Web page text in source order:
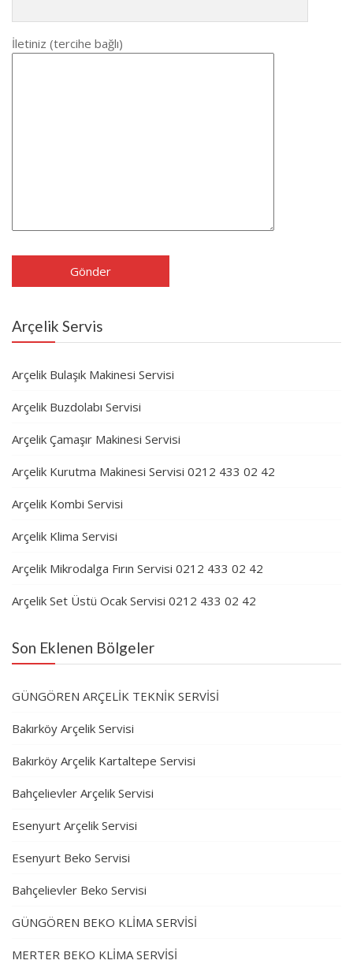
İletiniz (tercihe bağlı)
Arçelik Servis
Arçelik Bulaşık Makinesi Servisi
Arçelik Buzdolabı Servisi
Arçelik Çamaşır Makinesi Servisi
Arçelik Kurutma Makinesi Servisi 0212 433 02 42
Arçelik Kombi Servisi
Arçelik Klima Servisi
Arçelik Mikrodalga Fırın Servisi 0212 433 02 42
Arçelik Set Üstü Ocak Servisi 0212 433 02 42
Son Eklenen Bölgeler
GÜNGÖREN ARÇELİK TEKNİK SERVİSİ
Bakırköy Arçelik Servisi
Bakırköy Arçelik Kartaltepe Servisi
Bahçelievler Arçelik Servisi
Esenyurt Arçelik Servisi
Esenyurt Beko Servisi
Bahçelievler Beko Servisi
GÜNGÖREN BEKO KLİMA SERVİSİ
MERTER BEKO KLİMA SERVİSİ